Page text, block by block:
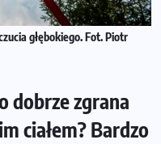
głębokiego. Fot. Piotr
dobrze zgrana
ciałem? Bardzo